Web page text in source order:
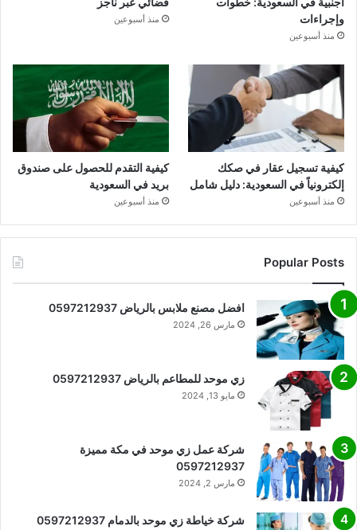
وإجراءات
منذ أسبوعين
منذ أسبوعين
كيفية تسجيل عقار في صكك
إلكترونياً في السعودية: دليل شامل
منذ أسبوعين
كيفية التقدم للحصول على صندوق
بريد في السعودية
منذ أسبوعين
Popular Posts
افضل مصنع ملابس بالرياض 0597212937
مارس 26, 2024
زي موحد للمطاعم بالرياض 0597212937
مايو 13, 2024
شركة عمل زي موحد في مكة مميزة
0597212937
مارس 2, 2024
شركة خياطة زي موحد بالدمام 0597212937